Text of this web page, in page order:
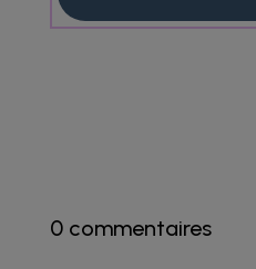
0 commentaires